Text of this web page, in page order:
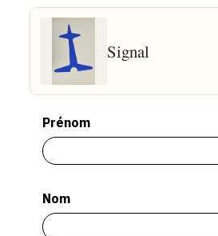
Signal
Prénom
Nom